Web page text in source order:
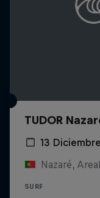
TUDOR
13
Nazaré,
SURF